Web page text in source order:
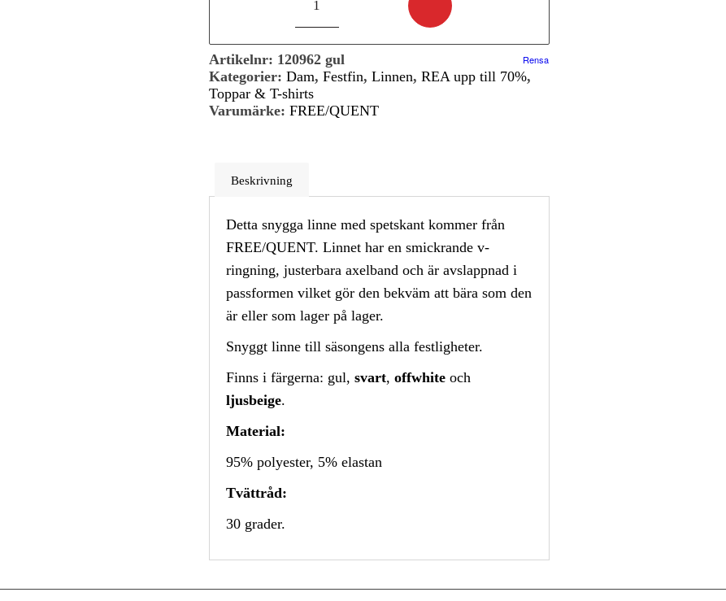
Rensa
Artikelnr: 120962 gul
Kategorier: Dam, Festfin, Linnen, REA upp till 70%,
Toppar & T-shirts
Varumärke: FREE/QUENT
Beskrivning
Detta snygga linne med spetskant kommer från
FREE/QUENT. Linnet har en smickrande v-
ringning, justerbara axelband och är avslappnad i
passformen vilket gör den bekväm att bära som den
är eller som lager på lager.
Snyggt linne till säsongens alla festligheter.
Finns i färgerna: gul, svart, offwhiteoch
ljusbeige.
Material:
95% polyester, 5% elastan
Tvättråd:
30 grader.